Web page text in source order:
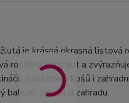
je krásná okrasná
rostlině kontrast a
závěsných košů i
balkon, terasu či zahradu.